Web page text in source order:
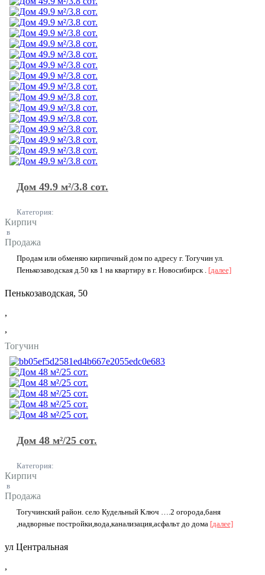
Дом 49.9 м²/3.8 сот.
Категория:
Кирпич
в
Продажа
Продам или обменяю кирпичный дом по адресу г. Тогучин ул.
Пенькозаводская д.50 кв 1 на квартиру в г. Новосибирск . [далее]
Пенькозаводская, 50
,
,
Тогучин
Дом 48 м²/25 сот.
Категория:
Кирпич
в
Продажа
Тогучинский район. село Кудельный Ключ ….2 огорода,баня
,надворные постройки,вода,канализация,асфальт до дома [далее]
ул Центральная
,